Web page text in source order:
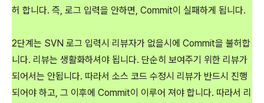
허 합니다. 즉, 로그 입력을 안하면, Commit이 실패하게 됩니다.
2단계는 SVN 로그 입력시 리뷰자가 없을시에 Commit을 불허합
니다. 리뷰는 생활화하셔야 됩니다. 단순히 보여주기 위한 리뷰가
되어서는 안됩니다. 따라서 소스 코드 수정시 리뷰가 반드시 진행
되어야 하고, 그 이후에 Commit이 이루어 져야 합니다. 따라서 리